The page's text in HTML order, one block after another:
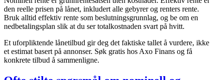
den reelle prisen på lånet, inkludert alle gebyrer og renters rente.
Bruk alltid effektiv rente som beslutningsgrunnlag, og be om en
nedbetalingsplan slik at du ser totalkostnaden svart på hvitt.
Et uforpliktende lånetilbud gir deg det faktiske tallet å vurdere, ikke
et estimat basert på annonser. Søk gratis hos Axo Finans og få
konkrete tilbud å sammenligne.